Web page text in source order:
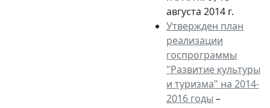
августа 2014 г.
Утвержден план
реализации
госпрограммы
"Развитие культуры
и туризма" на 2014-
2016 годы –